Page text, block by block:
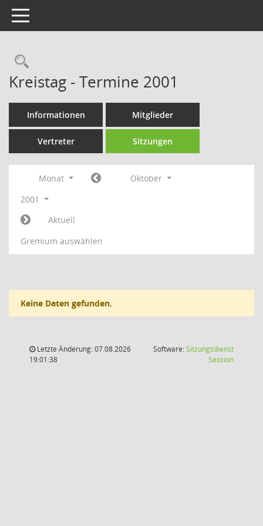
Toggle navigation
Rechercheauswahl
Kreistag - Termine 2001
Informationen Mitglieder
Vertreter Sitzungen
Monat
Oktober
2001
Aktuell
Gremium auswählen
Keine Daten gefunden.
Letzte Änderung: 07.08.2026
19:01:38
Software:Sitzungsdienst
Session(Wird in